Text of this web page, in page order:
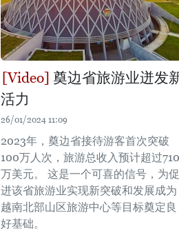
奠边省旅游业迸发
活力
26/01/2024 11:09
2023年，奠边省接待游客首次突破
100万人次，旅游总收入预计超过
万美元。 这是一个可喜的信号，为促
进该省旅游业实现新突破和发展成为
越南北部山区旅游中心等目标奠定良
好基础。